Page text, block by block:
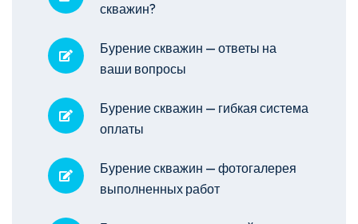
скважин?
Бурение скважин — ответы на
ваши вопросы
Бурение скважин — гибкая система
оплаты
Бурение скважин — фотогалерея
выполненных работ